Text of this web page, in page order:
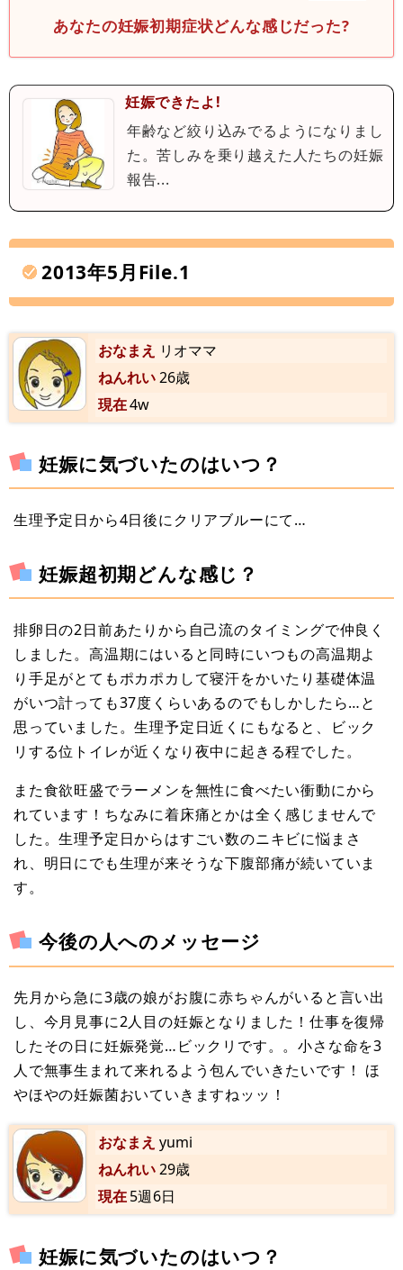
あなたの妊娠初期症状どんな感じだった?
妊娠できたよ!
年齢など絞り込みでるようになりまし
た。苦しみを乗り越えた人たちの妊娠
報告...
2013年5月File.1
おなまえ リオママ
ねんれい26歳
現在4w
妊娠に気づいたのはいつ？
生理予定日から4日後にクリアブルーにて…
妊娠超初期どんな感じ？
排卵日の2日前あたりから自己流のタイミングで仲良く
しました。高温期にはいると同時にいつもの高温期よ
り手足がとてもポカポカして寝汗をかいたり基礎体温
がいつ計っても37度くらいあるのでもしかしたら…と
思っていました。生理予定日近くにもなると、ビック
リする位トイレが近くなり夜中に起きる程でした。
また食欲旺盛でラーメンを無性に食べたい衝動にから
れています！ちなみに着床痛とかは全く感じませんで
した。生理予定日からはすごい数のニキビに悩まさ
れ、明日にでも生理が来そうな下腹部痛が続いていま
す。
今後の人へのメッセージ
先月から急に3歳の娘がお腹に赤ちゃんがいると言い出
し、今月見事に2人目の妊娠となりました！仕事を復帰
したその日に妊娠発覚…ビックリです。。小さな命を3
人で無事生まれて来れるよう包んでいきたいです！ ほ
やほやの妊娠菌おいていきますねッッ！
おなまえ yumi
ねんれい29歳
現在5週6日
妊娠に気づいたのはいつ？